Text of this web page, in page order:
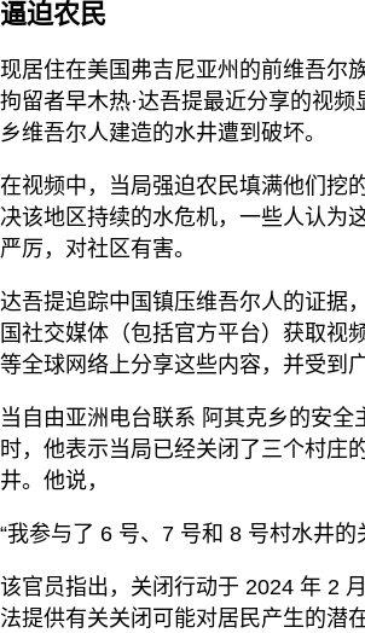
逼迫农民
现居住在美国弗吉尼亚州的前维吾尔
拘留者早木热·达吾提最近分享的视频
乡维吾尔人建造的水井遭到破坏。
在视频中，当局强迫农民填满他们挖
决该地区持续的水危机，一些人认为
严厉，对社区有害。
达吾提追踪中国镇压维吾尔人的证据
国社交媒体（包括官方平台）获取视
等全球网络上分享这些内容，并受到
当自由亚洲电台联系 阿其克乡的安全
时，他表示当局已经关闭了三个村庄
井。他说，
“我参与了 6 号、7 号和 8 号村水井的
该官员指出，关闭行动于 2024 年 2
法提供有关关闭可能对居民产生的潜